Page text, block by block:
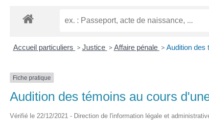
Accueil particuliers > Justice > Affaire pénale > Audition des
Fiche pratique
Audition des témoins au cours
Vérifié le 22/12/2021 - Direction de l'information légale et